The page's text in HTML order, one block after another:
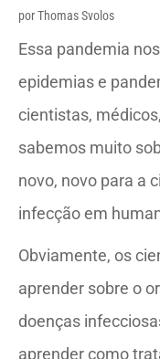
por Thomas Svolos
Essa pandemia
epidemias e
cientistas,
sabemos muito
novo, novo para a
infecção em
Obviamente, os
aprender sobre o
doenças
aprender como